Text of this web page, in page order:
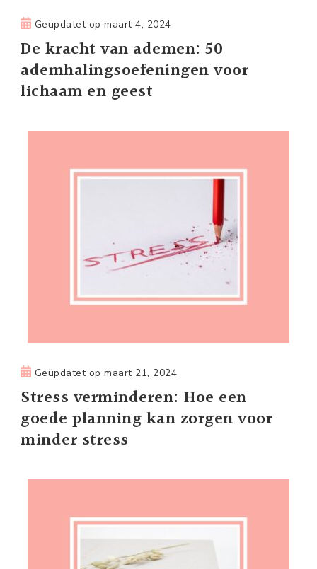
Geüpdatet opmaart 4, 2024
De kracht van ademen: 50
ademhalingsoefeningen voor
lichaam en geest
Geüpdatet opmaart 21, 2024
Stress verminderen: Hoe een
goede planning kan zorgen voor
minder stress